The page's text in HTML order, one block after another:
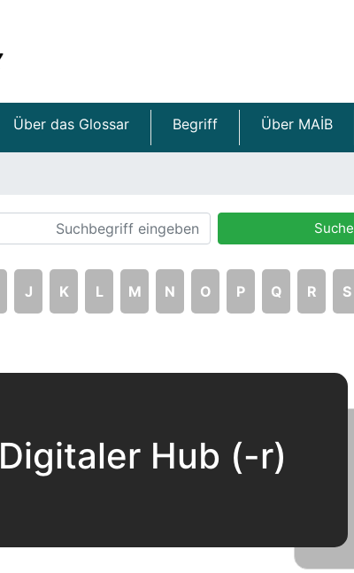
Über das Glossar Begriff Über MAİB
Suche
J K L M N O P Q R S
Digitaler Hub (-r)